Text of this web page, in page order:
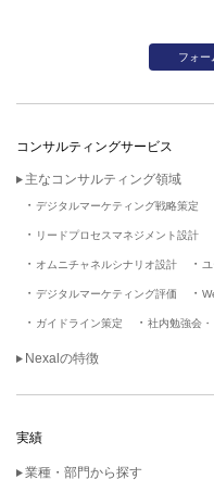
フォー
コンサルティングサービス
主なコンサルティング領域
デジタルマーケティング戦略策定
リードプロセスマネジメント設計
オムニチャネルシナリオ設計
デジタルマーケティング評価
ガイドライン策定 社内勉強会
Nexalの特徴
実績
業種・部門から探す